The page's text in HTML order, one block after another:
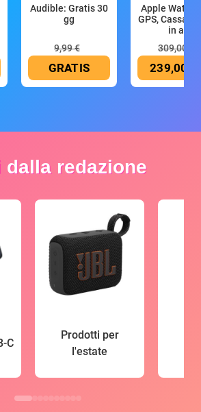
Audible: Gratis 30
gg
9,99 €
GRATIS
Apple Watch
GPS, Cassa
in all
309,00 €
239,00 €
dalla redazione
C
Prodotti per
l'estate